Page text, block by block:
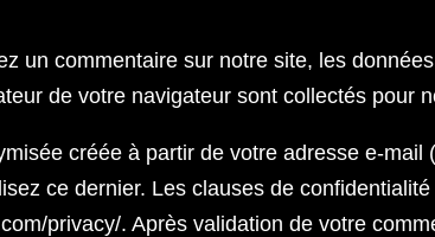
un commentaire sur notre site, les
de votre navigateur sont collectés
créée à partir de votre adresse e-
ce dernier. Les clauses de
privacy/. Après validation de votre